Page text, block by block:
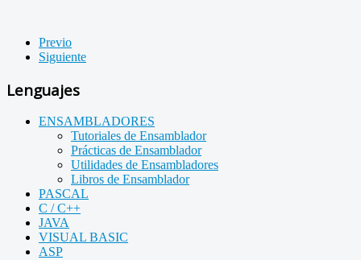
Previo
Siguiente
Lenguajes
ENSAMBLADORES
Tutoriales de Ensamblador
Prácticas de Ensamblador
Utilidades de Ensambladores
Libros de Ensamblador
PASCAL
C / C++
JAVA
VISUAL BASIC
ASP